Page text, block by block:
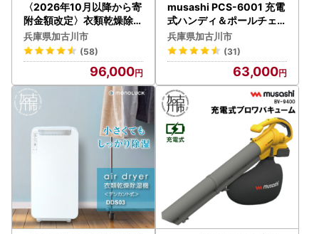
〈2026年10月以降から寄
附金額改定〉衣類乾燥除湿
機 air dryer DDA10【250
9N09601】
兵庫県加古川市
(58)
96,000
musashi PCS-6001 充電
式ハンディ＆ポールチェー
ンソー【2406O10822】
兵庫県加古川市
(31)
63,000